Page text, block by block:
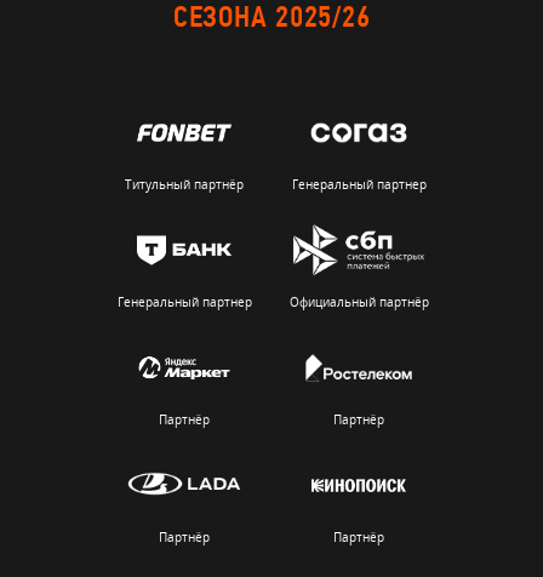
СЕЗОНА 2025/26
Титульный партнёр Генеральный партнер
Генеральный партнер Официальный партнёр
Партнёр Партнёр
Партнёр Партнёр